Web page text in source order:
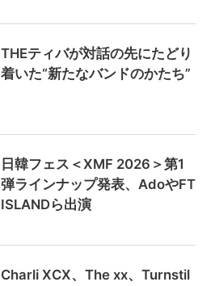
THEティバが対話の先にたどり
着いた“新たなバンドのかたち”
日韓フェス＜XMF 2026＞第1
弾ラインナップ発表、AdoやFT
ISLANDら出演
Charli XCX、The xx、Turnstil